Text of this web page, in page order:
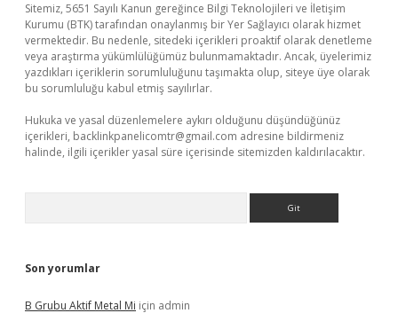
Sitemiz, 5651 Sayılı Kanun gereğince Bilgi Teknolojileri ve İletişim
Kurumu (BTK) tarafından onaylanmış bir Yer Sağlayıcı olarak hizmet
vermektedir. Bu nedenle, sitedeki içerikleri proaktif olarak denetleme
veya araştırma yükümlülüğümüz bulunmamaktadır. Ancak, üyelerimiz
yazdıkları içeriklerin sorumluluğunu taşımakta olup, siteye üye olarak
bu sorumluluğu kabul etmiş sayılırlar.
Hukuka ve yasal düzenlemelere aykırı olduğunu düşündüğünüz
içerikleri, backlinkpanelicomtr@gmail.com adresine bildirmeniz
halinde, ilgili içerikler yasal süre içerisinde sitemizden kaldırılacaktır.
Son yorumlar
B Grubu Aktif Metal Mi için admin